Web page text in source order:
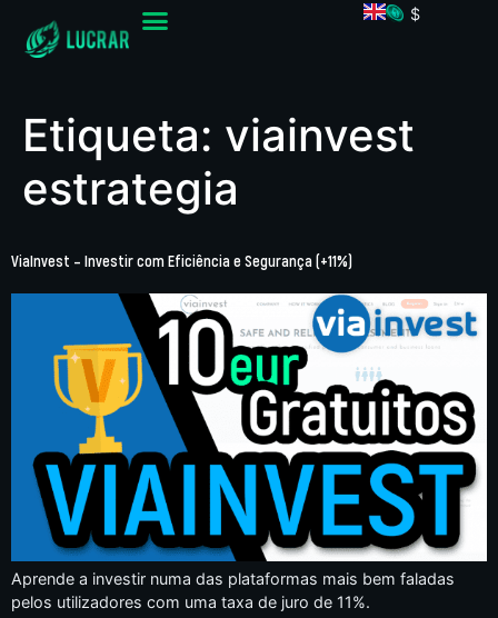
$
Etiqueta: viainvest
estrategia
ViaInvest – Investir com Eficiência e Segurança (+11%)
Aprende a investir numa das plataformas mais bem faladas
pelos utilizadores com uma taxa de juro de 11%.